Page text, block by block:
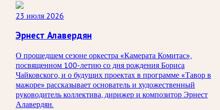
23 июля 2026
Эрнест Алавердян
О прошедшем сезоне оркестра «Камерата Комитас»,
посвященном 100-летию со дня рождения Бориса
Чайковского, и о будущих проектах в программе «Тавор в
мажоре» рассказывает основатель и художественный
руководитель коллектива, дирижер и композитор Эрнест
Алавердян.